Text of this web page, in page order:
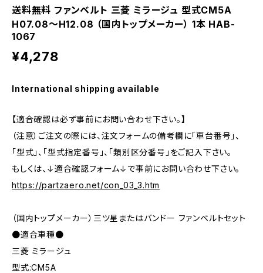
送料無料 ファンベルト 三菱 ミラージュ 型式CM5A
H07.08～H12.08 （国内トップメーカー） 1本 HAB-
1067
¥4,278
International shipping available
【適合確認は必ず事前にお問い合わせ下さい。】
（注意）ご注文の際には、注文フォームの備考欄に「車台番号」、
「型式」、「型式指定番号」、「類別区分番号」をご記入下さい。
もしくは、↓適合確認フォーム↓で事前にお問い合わせ下さい。
https://partzaero.net/con_03_3.htm
（国内トップメーカー）三ツ星またはバンドー ファンベルトセット
●適合車種●
三菱 ミラージュ
型式:CM5A